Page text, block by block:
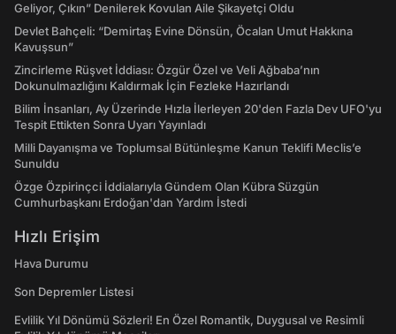
Geliyor, Çıkın” Denilerek Kovulan Aile Şikayetçi Oldu
Devlet Bahçeli: “Demirtaş Evine Dönsün, Öcalan Umut Hakkına
Kavuşsun”
Zincirleme Rüşvet İddiası: Özgür Özel ve Veli Ağbaba’nın
Dokunulmazlığını Kaldırmak İçin Fezleke Hazırlandı
Bilim İnsanları, Ay Üzerinde Hızla İlerleyen 20'den Fazla Dev UFO'yu
Tespit Ettikten Sonra Uyarı Yayınladı
Milli Dayanışma ve Toplumsal Bütünleşme Kanun Teklifi Meclis’e
Sunuldu
Özge Özpirinçci İddialarıyla Gündem Olan Kübra Süzgün
Cumhurbaşkanı Erdoğan'dan Yardım İstedi
Hızlı Erişim
Hava Durumu
Son Depremler Listesi
Evlilik Yıl Dönümü Sözleri! En Özel Romantik, Duygusal ve Resimli